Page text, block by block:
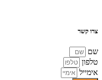
צרו קשר
שם
טלפון
אימייל